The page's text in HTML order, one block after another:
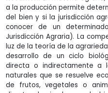
a la producción permite
del bien y si la jurisdicción
conocer de un
Jurisdicción Agraria). La
luz de la teoría de la
desarrollo de un ciclo
directa o indirectamente a
naturales que se resuelve
de frutos, vegetales o